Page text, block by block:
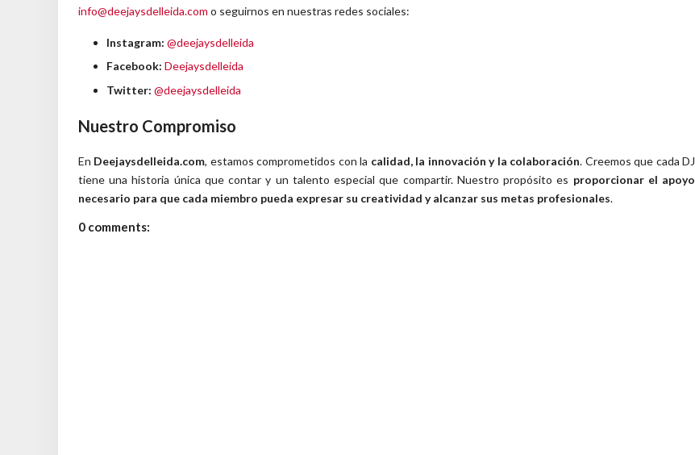
info@deejaysdelleida.com o seguirnos en nuestras redes sociales:
Instagram: @deejaysdelleida
Facebook: Deejaysdelleida
Twitter: @deejaysdelleida
Nuestro Compromiso
En Deejaysdelleida.com, estamos comprometidos con la calidad, la innovación y la colaboración. Creemos que cada DJ
tiene una historia única que contar y un talento especial que compartir. Nuestro propósito es proporcionar el apoyo
necesario para que cada miembro pueda expresar su creatividad y alcanzar sus metas profesionales.
0 comments: